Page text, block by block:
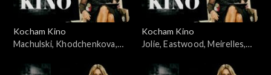
Kocham Kino
Machulski, Khodchenkova,
Kocham Kino
Jolie, Eastwood, Meirelles,
20.05.2008